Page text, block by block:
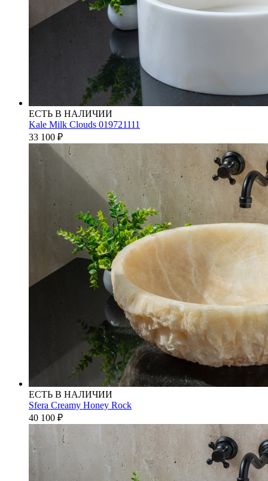
ЕСТЬ В НАЛИЧИИ
Kale Milk Clouds 019721111
33 100 ₽
ЕСТЬ В НАЛИЧИИ
Sfera Creamy Honey Rock
40 100 ₽